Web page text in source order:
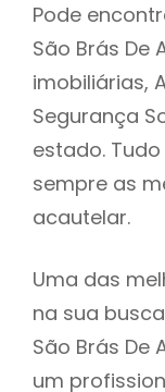
Pode
São Brás De
imobiliárias,
Segurança
estado.
sempre as
acautelar.
Uma das
na sua
São Brás De
um